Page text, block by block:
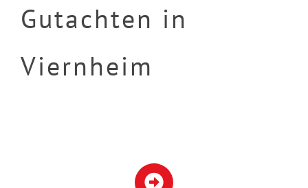
Gutachten in
Viernheim